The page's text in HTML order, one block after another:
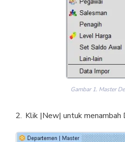
Gambar 1. Master
Klik |New| untuk menambah